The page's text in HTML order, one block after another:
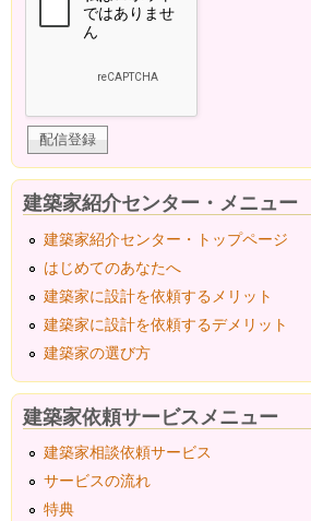
建築家紹介センター・メニュー
建築家紹介センター・トップページ
はじめてのあなたへ
建築家に設計を依頼するメリット
建築家に設計を依頼するデメリット
建築家の選び方
建築家依頼サービスメニュー
建築家相談依頼サービス
サービスの流れ
特典